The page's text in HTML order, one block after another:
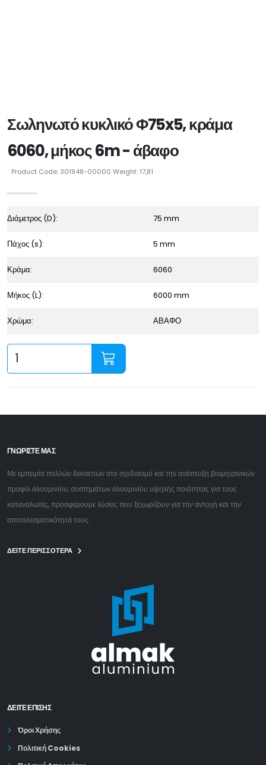
Σωληνωτό κυκλικό Φ75x5, κράμα
6060, μήκος 6m - άβαφο
Product Code: 301948-00000 Weight: 17,81
Διάμετρος (D): 75 mm
Πάχος (s): 5 mm
Κράμα: 6060
Μήκος (L): 6000 mm
Χρώμα: ΑΒΑΦΟ
ΓΝΩΡΙΣΤΕ ΜΑΣ
Με εμπειρία πολλών δεκαετιών στο σχεδιασμό και την ανάπτυξη βιομηχανικών
προφίλ αλουμινίου, συστημάτων αλουμινίου υψηλής ποιότητας για τους
καταναλωτές, προσφέρουμε λύσεις που ξεχωρίζουν για την αντοχή και την
αποτελεσματικότητά τους.
ΔΕΙΤΕ ΠΕΡΙΣΣΟΤΕΡΑ
ΔΕΊΤΕ ΕΠΙΣΗΣ
Όροι Χρήσης
Πολιτική Cookies